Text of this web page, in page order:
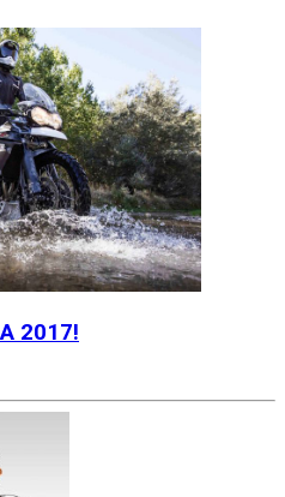
2017!